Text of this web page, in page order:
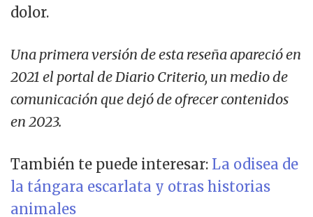
dolor.
Una primera versión de esta reseña apareció en
2021 el portal de Diario Criterio, un medio de
comunicación que dejó de ofrecer contenidos
en 2023.
También te puede interesar: La odisea de
la tángara escarlata y otras historias
animales